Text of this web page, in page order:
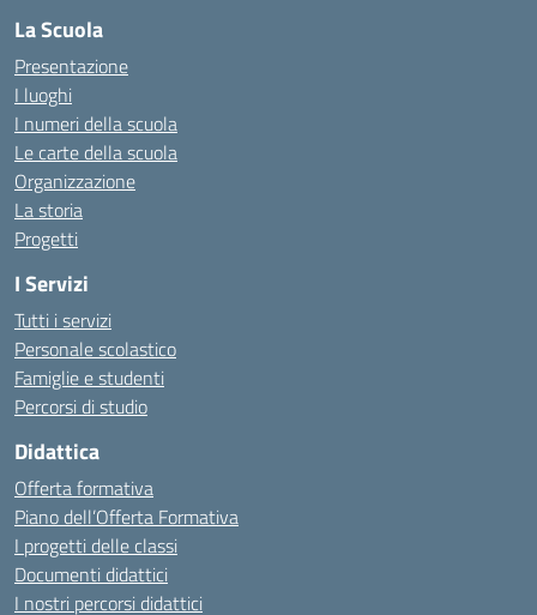
La Scuola
Presentazione
I luoghi
I numeri della scuola
Le carte della scuola
Organizzazione
La storia
Progetti
I Servizi
Tutti i servizi
Personale scolastico
Famiglie e studenti
Percorsi di studio
Didattica
Offerta formativa
Piano dell’Offerta Formativa
I progetti delle classi
Documenti didattici
I nostri percorsi didattici